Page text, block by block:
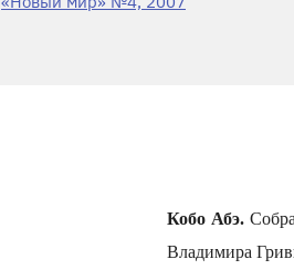
Кобо Абэ.
Владимира